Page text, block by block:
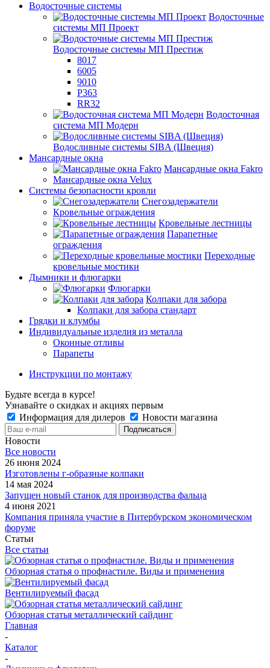
Водосточные системы
Водосточные
системы МП Проект
Водосточные системы МП Престиж
8017
6005
9010
P363
RR32
Водосточная
система МП Модерн
Водосливные системы SIBA (Швеция)
Мансардные окна
Мансардные окна Fakro
Мансардные окна Velux
Системы безопасности кровли
Снегозадержатели
Кровельные ограждения
Кровельные лестницы
Парапетные
ограждения
Переходные
кровельные мостики
Дымники и флюгарки
Флюгарки
Колпаки для забора
Колпаки для забора стандарт
Грядки и клумбы
Индивидуальные изделия из металла
Оконные отливы
Парапеты
Инструкции по монтажу
Будьте всегда в курсе!
Узнавайте о скидках и акциях первым
Информация для дилеров
Новости магазина
Новости
Все новости
26 июня 2024
Изготовлены г-образные колпаки
14 мая 2024
Запущен новый станок для производства фальца
4 июня 2021
Компания приняла участие в Питербурском экономическом
форуме
Статьи
Все статьи
Обзорная статья о профнастиле. Виды и применения
Вентилируемый фасад
Обзорная статья металлический сайдинг
Главная
-
Каталог
-